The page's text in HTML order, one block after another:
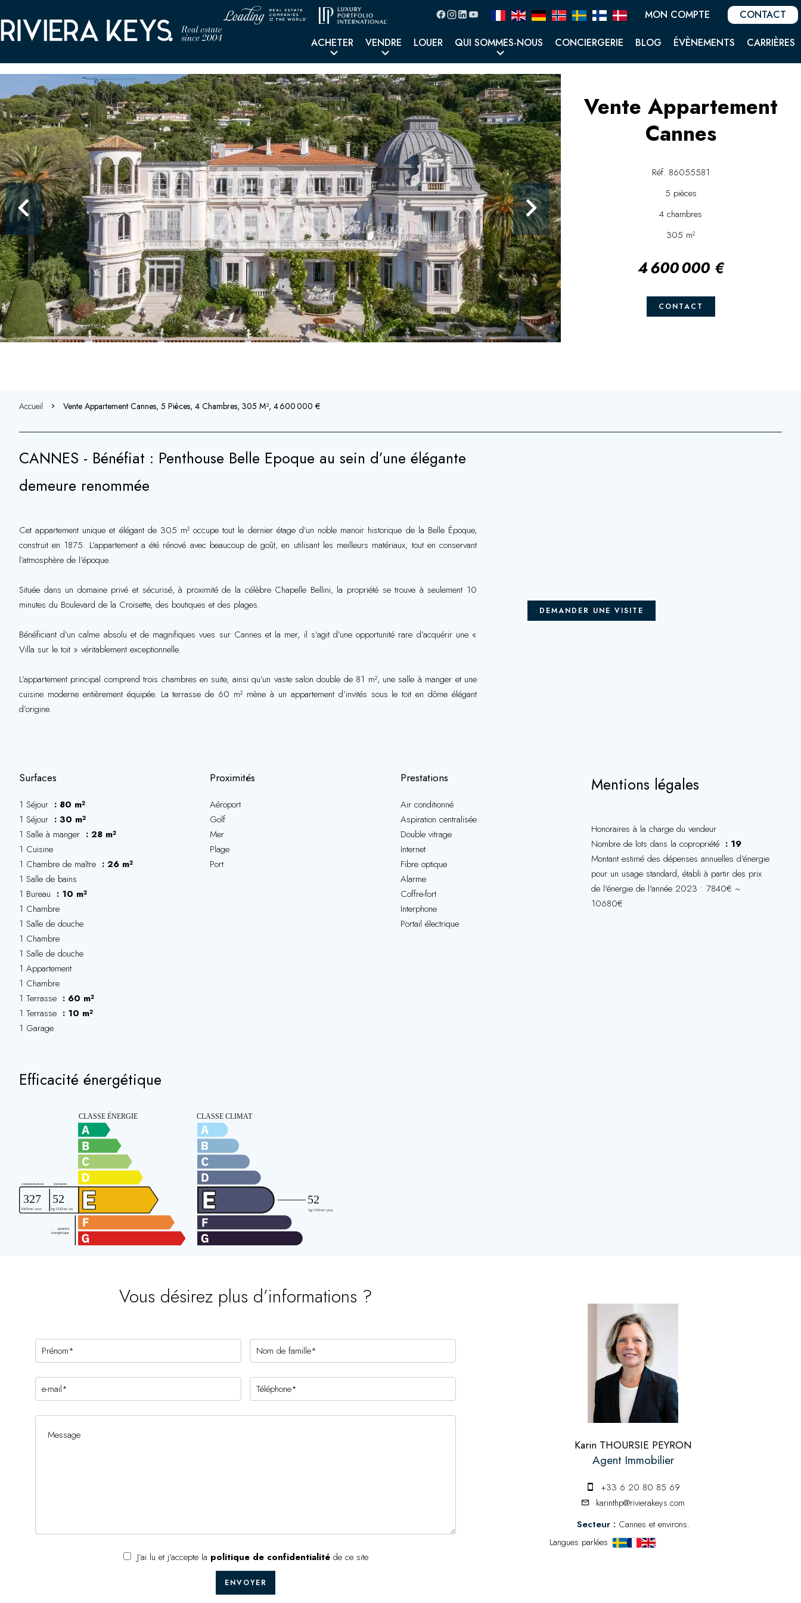
MON COMPTE CONTACT
ACHETER VENDRE LOUER QUI SOMMES-NOUS CONCIERGERIE BLOG ÉVÈNEMENTS CARRIÈRES
Vente Appartement
Cannes
Réf. 86055581
5 pièces
4 chambres
305 m²
4 600 000 €
CONTACT
Accueil Vente Appartement Cannes, 5 Pièces, 4 Chambres, 305 M², 4 600 000 €
DEMANDER UNE VISITE
CANNES - Bénéfiat : Penthouse Belle Epoque au sein d’une élégante
demeure renommée
Cet appartement unique et élégant de 305 m² occupe tout le dernier étage d’un noble manoir historique de la Belle Époque,
construit en 1875. L’appartement a été rénové avec beaucoup de goût, en utilisant les meilleurs matériaux, tout en conservant
l’atmosphère de l’époque.
Située dans un domaine privé et sécurisé, à proximité de la célèbre Chapelle Bellini, la propriété se trouve à seulement 10
minutes du Boulevard de la Croisette, des boutiques et des plages.
Bénéficiant d’un calme absolu et de magnifiques vues sur Cannes et la mer, il s’agit d’une opportunité rare d’acquérir une «
Villa sur le toit » véritablement exceptionnelle.
L’appartement principal comprend trois chambres en suite, ainsi qu’un vaste salon double de 81 m², une salle à manger et une
cuisine moderne entièrement équipée. La terrasse de 60 m² mène à un appartement d’invités sous le toit en dôme élégant
d’origine.
Surfaces
1 Séjour
80 m²
1 Séjour
30 m²
1 Salle à manger
28 m²
1 Cuisine
1 Chambre de maître
26 m²
1 Salle de bains
1 Bureau
10 m²
1 Chambre
1 Salle de douche
1 Chambre
1 Salle de douche
1 Appartement
1 Chambre
1 Terrasse
60 m²
1 Terrasse
10 m²
1 Garage
Proximités
Aéroport
Golf
Mer
Plage
Port
Prestations
Air conditionné
Aspiration centralisée
Double vitrage
Internet
Fibre optique
Alarme
Coffre-fort
Interphone
Portail électrique
Mentions légales
Honoraires à la charge du vendeur
Nombre de lots dans la copropriété
19
Montant estimé des dépenses annuelles d'énergie
pour un usage standard, établi à partir des prix
de l'énergie de l'année 2023 : 7840€ ~
10680€
Efficacité énergétique
Vous désirez plus d’informations ?
J’ai lu et j'accepte la politique de confidentialitéde ce site
ENVOYER
Karin THOURSIE PEYRON
Agent Immobilier
+33 6 20 80 85 69
karinthp@rivierakeys.com
Secteur : Cannes et environs.
Langues parlées